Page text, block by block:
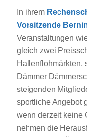
In ihrem
Vorsitzende
Veranstaltungen
gleich zwei
Hallenflohmärkten,
Dämmer
steigenden
sportliche Angebot
wenn derzeit keine
nehmen die